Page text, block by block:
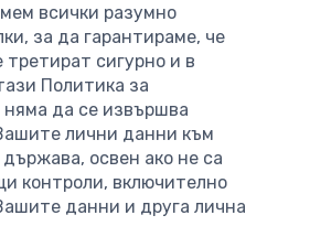
всички разумно
за да гарантираме, че
сигурно и в
Политика за
няма да се извършва
лични данни към
освен ако не са
контроли, включително
данни и друга лична